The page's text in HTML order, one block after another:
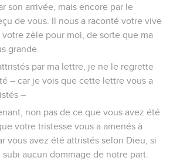
son arrivée, mais encore par le
de vous. Il nous a raconté votre vive
zèle pour moi, de sorte que ma
grande.
par ma lettre, je ne le regrette
– car je vois que cette lettre vous a
–
non pas de ce que vous avez été
votre tristesse vous a amenés à
vous avez été attristés selon Dieu, si
subi aucun dommage de notre part.